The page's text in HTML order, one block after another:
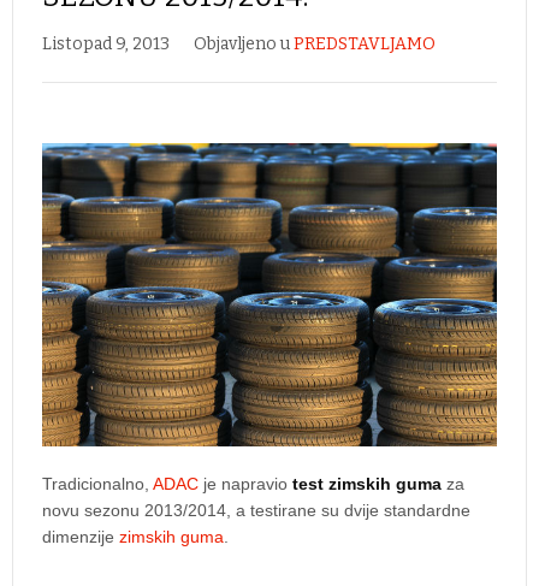
Listopad 9, 2013 Objavljeno uPREDSTAVLJAMO
Tradicionalno, ADAC je napravio test zimskih guma za
novu sezonu 2013/2014, a testirane su dvije standardne
dimenzije zimskih guma